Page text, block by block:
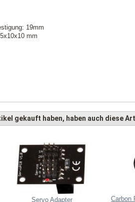
19mm
mm
gekauft haben, haben auch diese
Servo Adapter
Carbon